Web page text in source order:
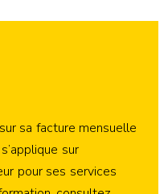
sa facture mensuelle
sur
pour ses services